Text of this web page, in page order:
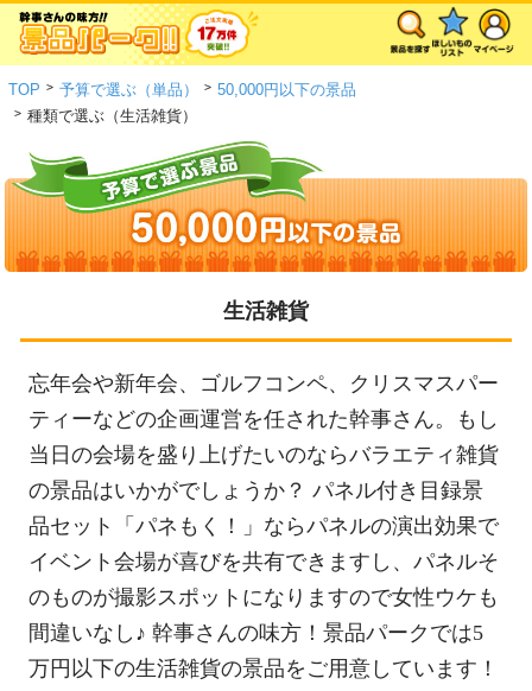
TOP > 予算で選ぶ（単品） > 50,000円以下の景品
> 種類で選ぶ（生活雑貨）
生活雑貨
忘年会や新年会、ゴルフコンペ、クリスマスパー
ティーなどの企画運営を任された幹事さん。もし
当日の会場を盛り上げたいのならバラエティ雑貨
の景品はいかがでしょうか？ パネル付き目録景
品セット「パネもく！」ならパネルの演出効果で
イベント会場が喜びを共有できますし、パネルそ
のものが撮影スポットになりますので女性ウケも
間違いなし♪ 幹事さんの味方！景品パークでは5
万円以下の生活雑貨の景品をご用意しています！